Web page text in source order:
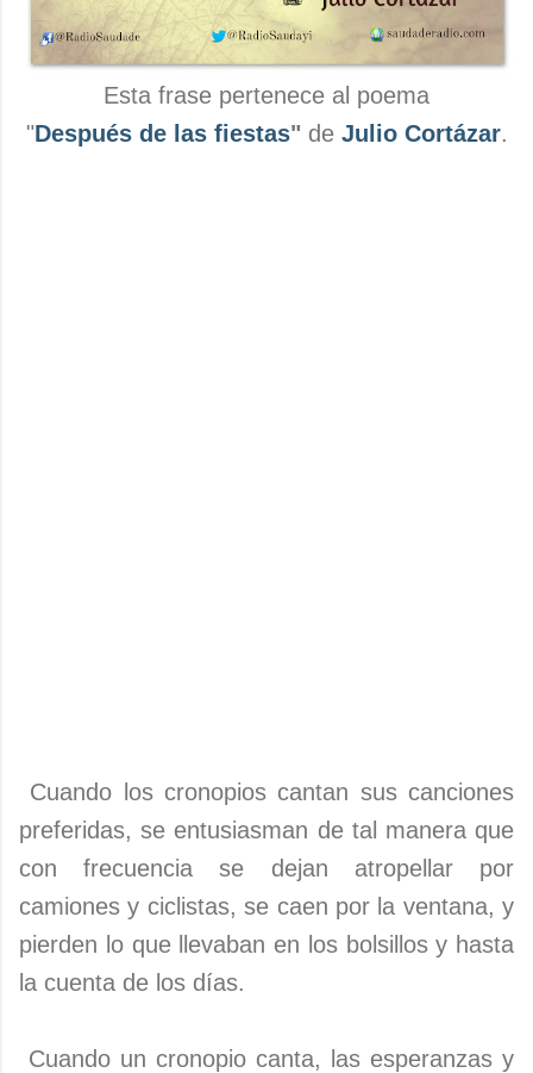
Esta frase pertenece al poema
"Después de las fiestas" de Julio Cortázar.
Cuando los cronopios cantan sus canciones
preferidas, se entusiasman de tal manera que
con frecuencia se dejan atropellar por
camiones y ciclistas, se caen por la ventana, y
pierden lo que llevaban en los bolsillos y hasta
la cuenta de los días.
Cuando un cronopio canta, las esperanzas y